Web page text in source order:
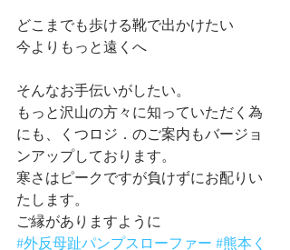
どこまでも歩ける靴で出かけたい
今よりもっと遠くへ
そんなお手伝いがしたい。
もっと沢山の方々に知っていただく為
にも、くつロジ．のご案内もバージョ
ンアップしております。
寒さはピークですが負けずにお配りい
たします。
ご縁がありますように
#外反母趾パンプスローファー #熊本く